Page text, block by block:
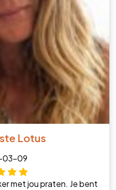
Lotus
03-09
met jou praten. Je bent